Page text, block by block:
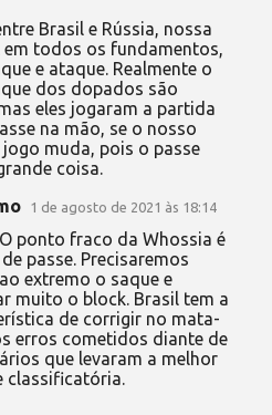
Brasil e Rússia, nossa
em todos os fundamentos,
e ataque. Realmente o
dos dopados são
eles jogaram a partida
na mão, se o nosso
muda, pois o passe
coisa.
1 de agosto de 2021 às 18:14
ponto fraco da Whossia é
passe. Precisaremos
extremo o saque e
muito o block. Brasil tem a
de corrigir no mata-
erros cometidos diante de
que levaram a melhor
classificatória.